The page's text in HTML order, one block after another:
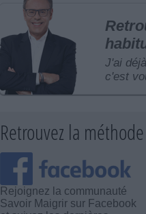
J'ai
c'est
Retrouvez la
Rejoignez la communauté
Savoir Maigrir sur Facebook